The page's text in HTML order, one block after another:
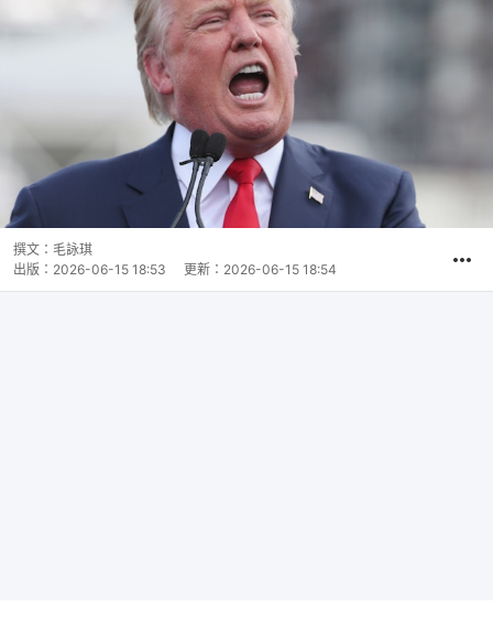
撰文： 毛詠琪
出版： 2026-06-15 18:53 更新： 2026-06-15 18:54